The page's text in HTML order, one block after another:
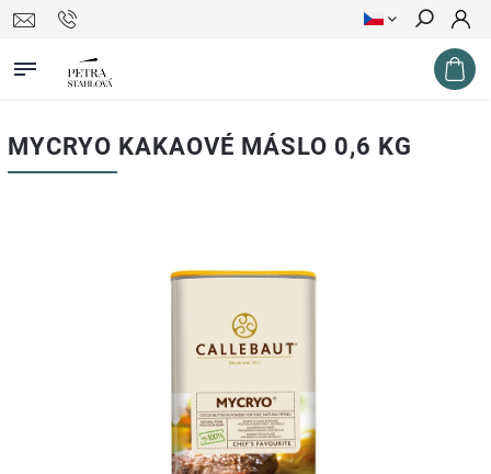
Hledat
MYCRYO KAKAOVÉ MÁSLO 0,6 KG